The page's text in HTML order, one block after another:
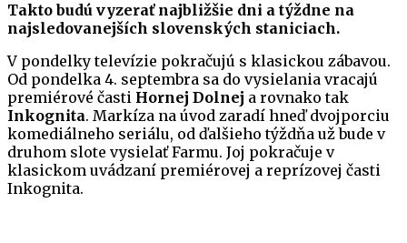
Takto budú vyzerať najbližšie dni a týždne na
najsledovanejších slovenských staniciach.
V pondelky televízie pokračujú s klasickou zábavou.
Od pondelka 4. septembra sa do vysielania vracajú
premiérové časti Hornej Dolnej a rovnako tak
Inkognita. Markíza na úvod zaradí hneď dvojporciu
komediálneho seriálu, od ďalšieho týždňa už bude v
druhom slote vysielať Farmu. Joj pokračuje v
klasickom uvádzaní premiérovej a reprízovej časti
Inkognita.